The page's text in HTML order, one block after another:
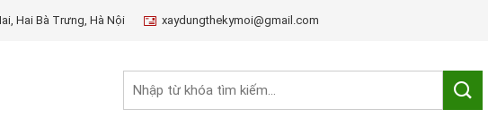
Hai Bà Trưng, Hà Nội xaydungthekymoi@gmail.com